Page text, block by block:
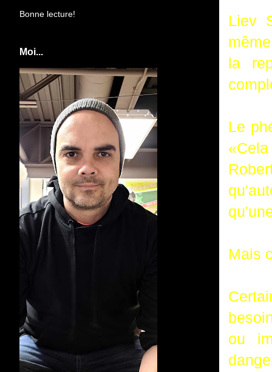
Liev
la
Le
Mais
ou
Bonne lecture!
Moi...